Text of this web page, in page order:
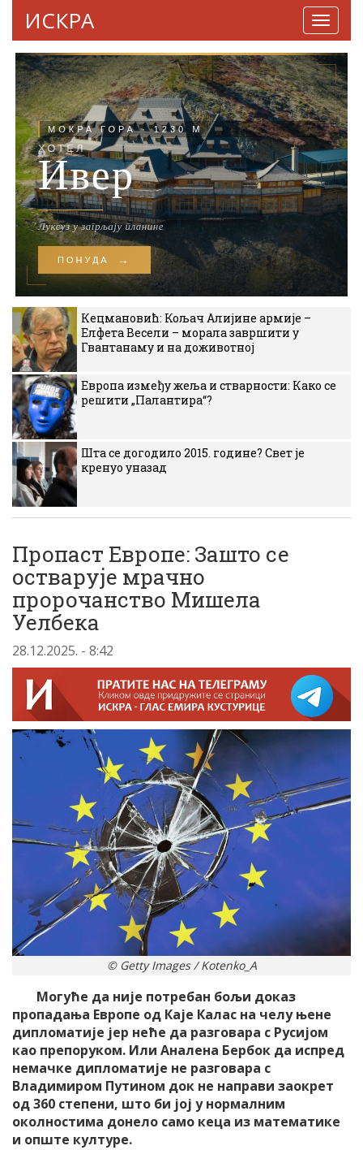
ИСКРА
Кецмановић: Кољач Алијине армије –
Елфета Весели – морала завршити у
Гвантанаму и на доживотној
Европа између жеља и стварности: Како се
решити „Палантира“?
Шта се догодило 2015. године? Свет је
кренуо уназад
Пропаст Европе: Зашто се
остварује мрачно
пророчанство Мишела
Уелбека
28.12.2025. - 8:42
© Getty Images / Kotenko_A
Могуће да није потребан бољи доказ
пропадања Европе од Каје Калас на челу њене
дипломатије јер неће да разговара с Русијом
као препоруком. Или Аналена Бербок да испред
немачке дипломатије не разговара с
Владимиром Путином док не направи заокрет
од 360 степени, што би јој у нормалним
околностима донело само кеца из математике
и опште културе.